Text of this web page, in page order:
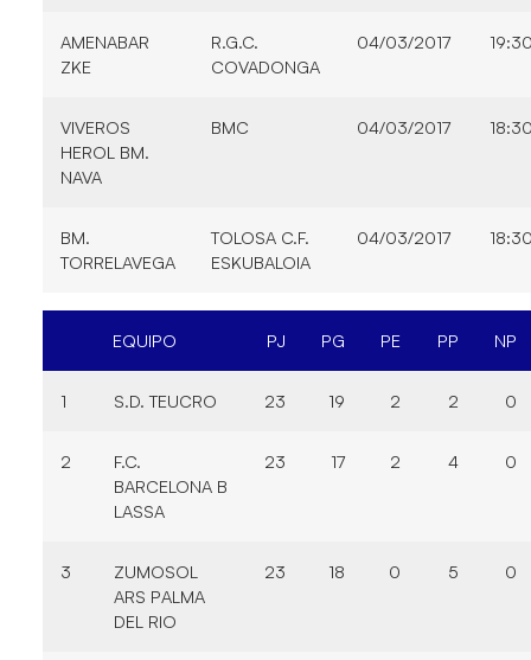
AMENABAR
ZKE
R.G.C.
COVADONGA
04/03/2017
VIVEROS
HEROL BM.
NAVA
BMC 04/03/2017
BM.
TORRELAVEGA
TOLOSA C.F.
ESKUBALOIA
04/03/2017
EQUIPO PJ PG PE PP NP
1 S.D. TEUCRO 23 19 2 2 0
2
F.C.
BARCELONA B
LASSA
23 17 2 4 0
3
ZUMOSOL
ARS PALMA
DEL RIO
23 18 0 5 0